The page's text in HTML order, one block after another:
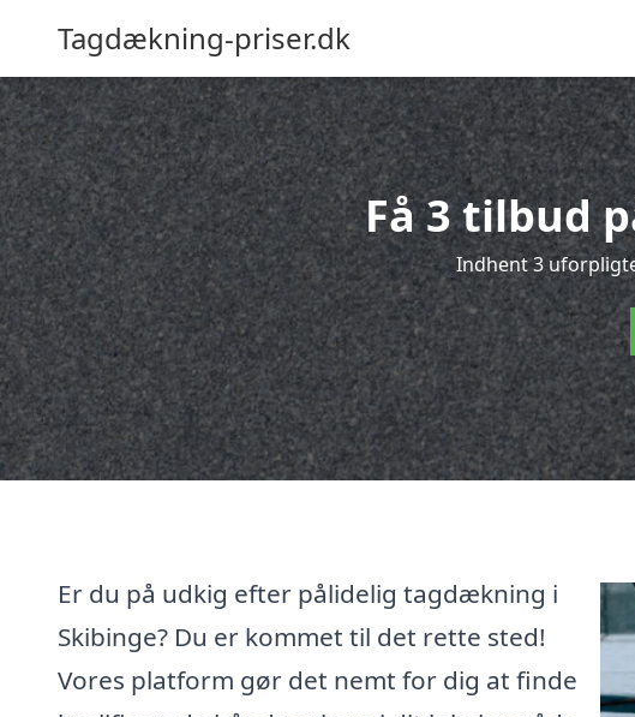
Tagdækning-priser.dk
Få 3 tilbud
Indhent 3
Er du på udkig efter pålidelig tagdækning i
Skibinge? Du er kommet til det rette sted!
Vores platform gør det nemt for dig at finde